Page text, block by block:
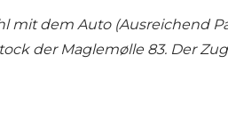
mit dem Auto (Ausreichend
der Maglemølle 83. Der